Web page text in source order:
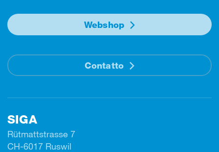
Webshop
Contatto
SIGA
Rütmattstrasse 7
CH-6017 Ruswil